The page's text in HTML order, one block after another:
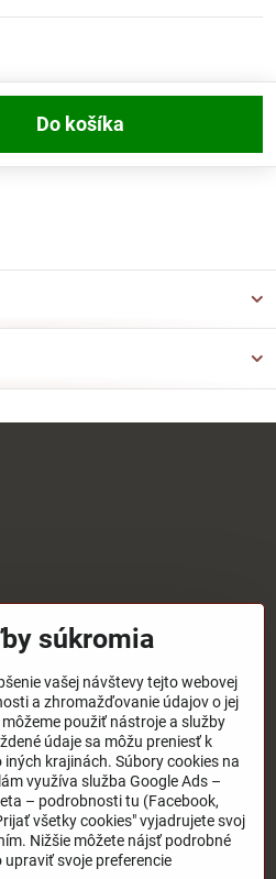
Do košíka
súkromia
vašej návštevy tejto webovej
a zhromažďovanie údajov o jej
použiť nástroje a služby
údaje sa môžu preniesť k
iných krajinách. Súbory cookies na
využíva služba Google Ads –
– podrobnosti tu (Facebook,
všetky cookies" vyjadrujete svoj
Nižšie môžete nájsť podrobné
upraviť svoje preferencie